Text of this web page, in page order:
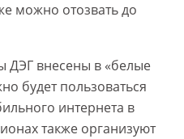
можно отозвать до
внесены в «белые
будет пользоваться
интернета в
также организуют